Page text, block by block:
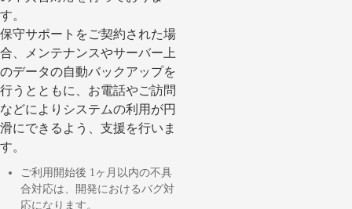
す。
保守サポートをご契約された場
合、メンテナンスやサーバー上
のデータの自動バックアップを
行うとともに、お電話やご訪問
などによりシステムの利用が円
滑にできるよう、支援を行いま
す。
ご利用開始後 1ヶ月以内の不具
合対応は、開発におけるバグ対
応になります。